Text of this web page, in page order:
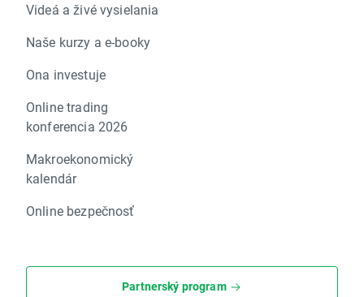
Videá a živé vysielania
Naše kurzy a e-booky
Ona investuje
Online trading
konferencia 2026
Makroekonomický
kalendár
Online bezpečnosť
Partnerský program